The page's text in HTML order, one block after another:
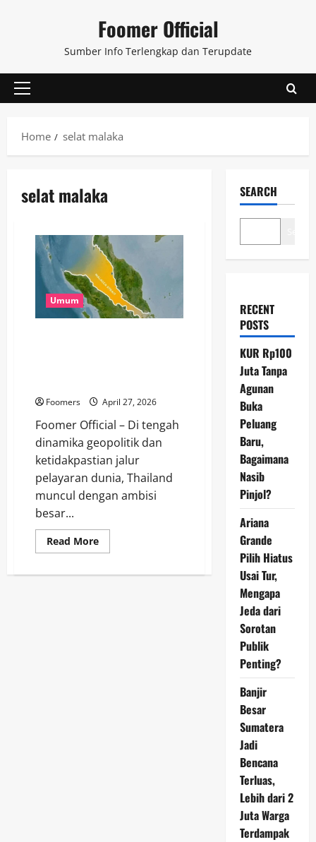
Foomer Official
Sumber Info Terlengkap dan Terupdate
Primary
Home
selat malaka
selat malaka
Umum
Foomers April 27, 2026
Foomer Official – Di tengah
dinamika geopolitik dan
ketidakpastian jalur
pelayaran dunia, Thailand
muncul dengan ambisi
besar...
Read MoreRead
more
Besar
SEARCH
RECENT
POSTS
KUR Rp100
Juta Tanpa
Agunan
Buka
Peluang
Baru,
Bagaimana
Nasib
Pinjol?
Ariana
Grande
Pilih Hiatus
Usai Tur,
Mengapa
Jeda dari
Sorotan
Publik
Penting?
Banjir
Besar
Sumatera
Jadi
Bencana
Terluas,
Lebih dari 2
Juta Warga
Terdampak